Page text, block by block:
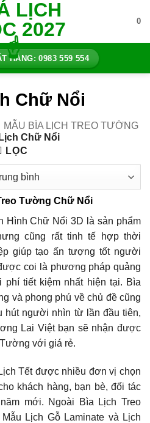
0
HÀNG: 0983 559 554
Chữ Nổi
MẪU BÌA LỊCH TREO TƯỜNG
Chữ Nổi
LỌC
Hình Chữ Nổi 3D là sản phẩm
cũng rất tinh tế hợp thời
giúp tạo ấn tượng tốt người
coi là phương pháp quảng
tiết kiệm nhất hiện tại. Bìa
và phong phú về chủ đề cũng
hút người nhìn từ lần đầu tiên,
Lai Việt bạn sẽ nhận được
với giá rẻ.
Tết được nhiều đơn vị chọn
khách hàng, bạn bè, đối tác
mới. Ngoài Bìa Lịch Treo
Lịch Gỗ Laminate và Lịch